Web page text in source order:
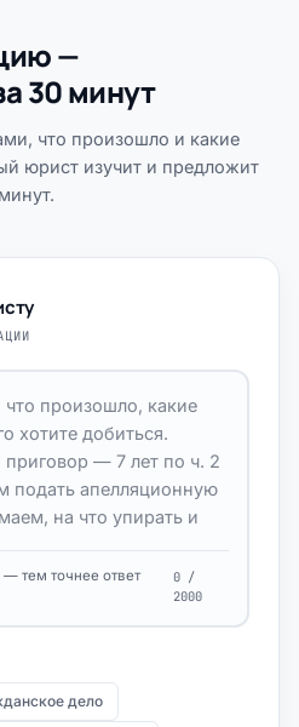
—
30 минут
что произошло и какие
юрист изучит и предложит
тем точнее ответ
0 /
2000
дело